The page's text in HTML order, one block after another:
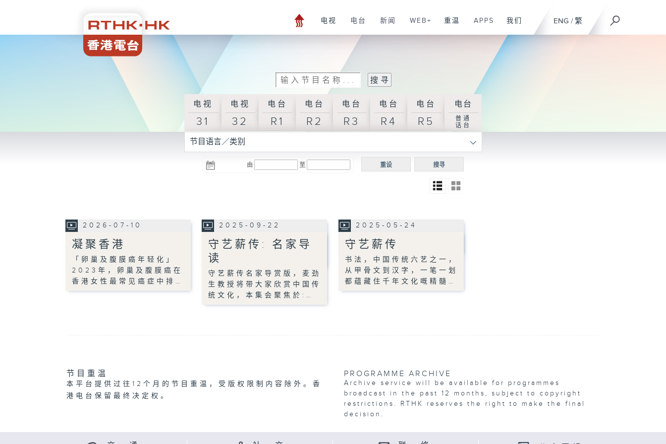
ENG / 繁
电视 电台 新闻 WEB+ 重温 APPS 我们
电视
31
电视
32
电台
R1
电台
R2
电台
R3
电台
R4
电台
R5
电台
普通
话台
节目语言／类别
由 至 搜寻
重设
2026-07-10
凝聚香港
「卵巢及腹膜癌年轻化」
2023年，卵巢及腹膜癌在
香港女性最常见癌症中排…
2025-09-22
守艺薪传: 名家导
读
守艺薪传名家导赏版，麦劲
生教授将带大家欣赏中国传
统文化，本集会聚焦於:…
2025-05-24
守艺薪传
书法，中国传统六艺之一，
从甲骨文到汉字，一笔一划
都蕴藏住千年文化嘅精髓…
节目重温
本平台提供过往12个月的节目重温，受版权限制内容除外。香
港电台保留最终决定权。
PROGRAMME ARCHIVE
Archive service will be available for programmes
broadcast in the past 12 months, subject to copyright
restrictions. RTHK reserves the right to make the final
decision.